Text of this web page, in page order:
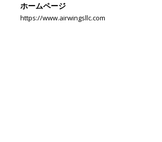
ホームページ
https://www.airwingsllc.com